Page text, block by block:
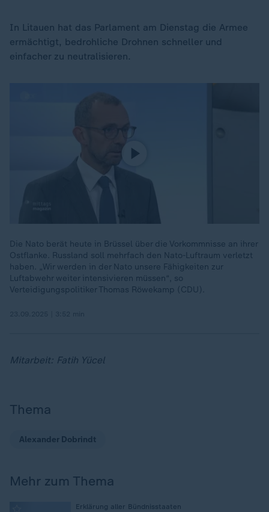
In Litauen hat das Parlament am Dienstag die Armee
ermächtigt, bedrohliche Drohnen schneller und
einfacher zu neutralisieren.
Die Nato berät heute in Brüssel über die Vorkommnisse an ihrer
Ostflanke. Russland soll mehrfach den Nato-Luftraum verletzt
haben. „Wir werden in der Nato unsere Fähigkeiten zur
Luftabwehr weiter intensivieren müssen“, so
Verteidigungspolitiker Thomas Röwekamp (CDU).
Mitarbeit: Fatih Yücel
Thema
Alexander Dobrindt
Mehr zum Thema
Erklärung aller Bündnisstaaten